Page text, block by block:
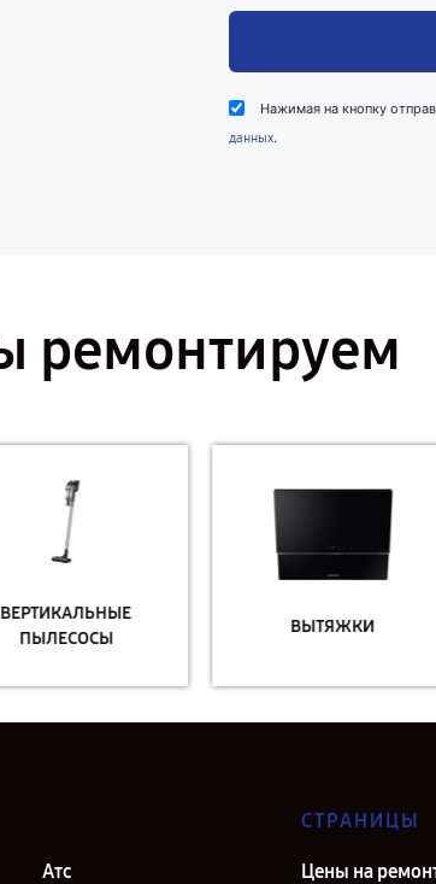
Нажимая на кнопку
данных.
ремонтируем
ВЫТЯЖКИ
Атс
СТРАНИЦЫ
Цены на